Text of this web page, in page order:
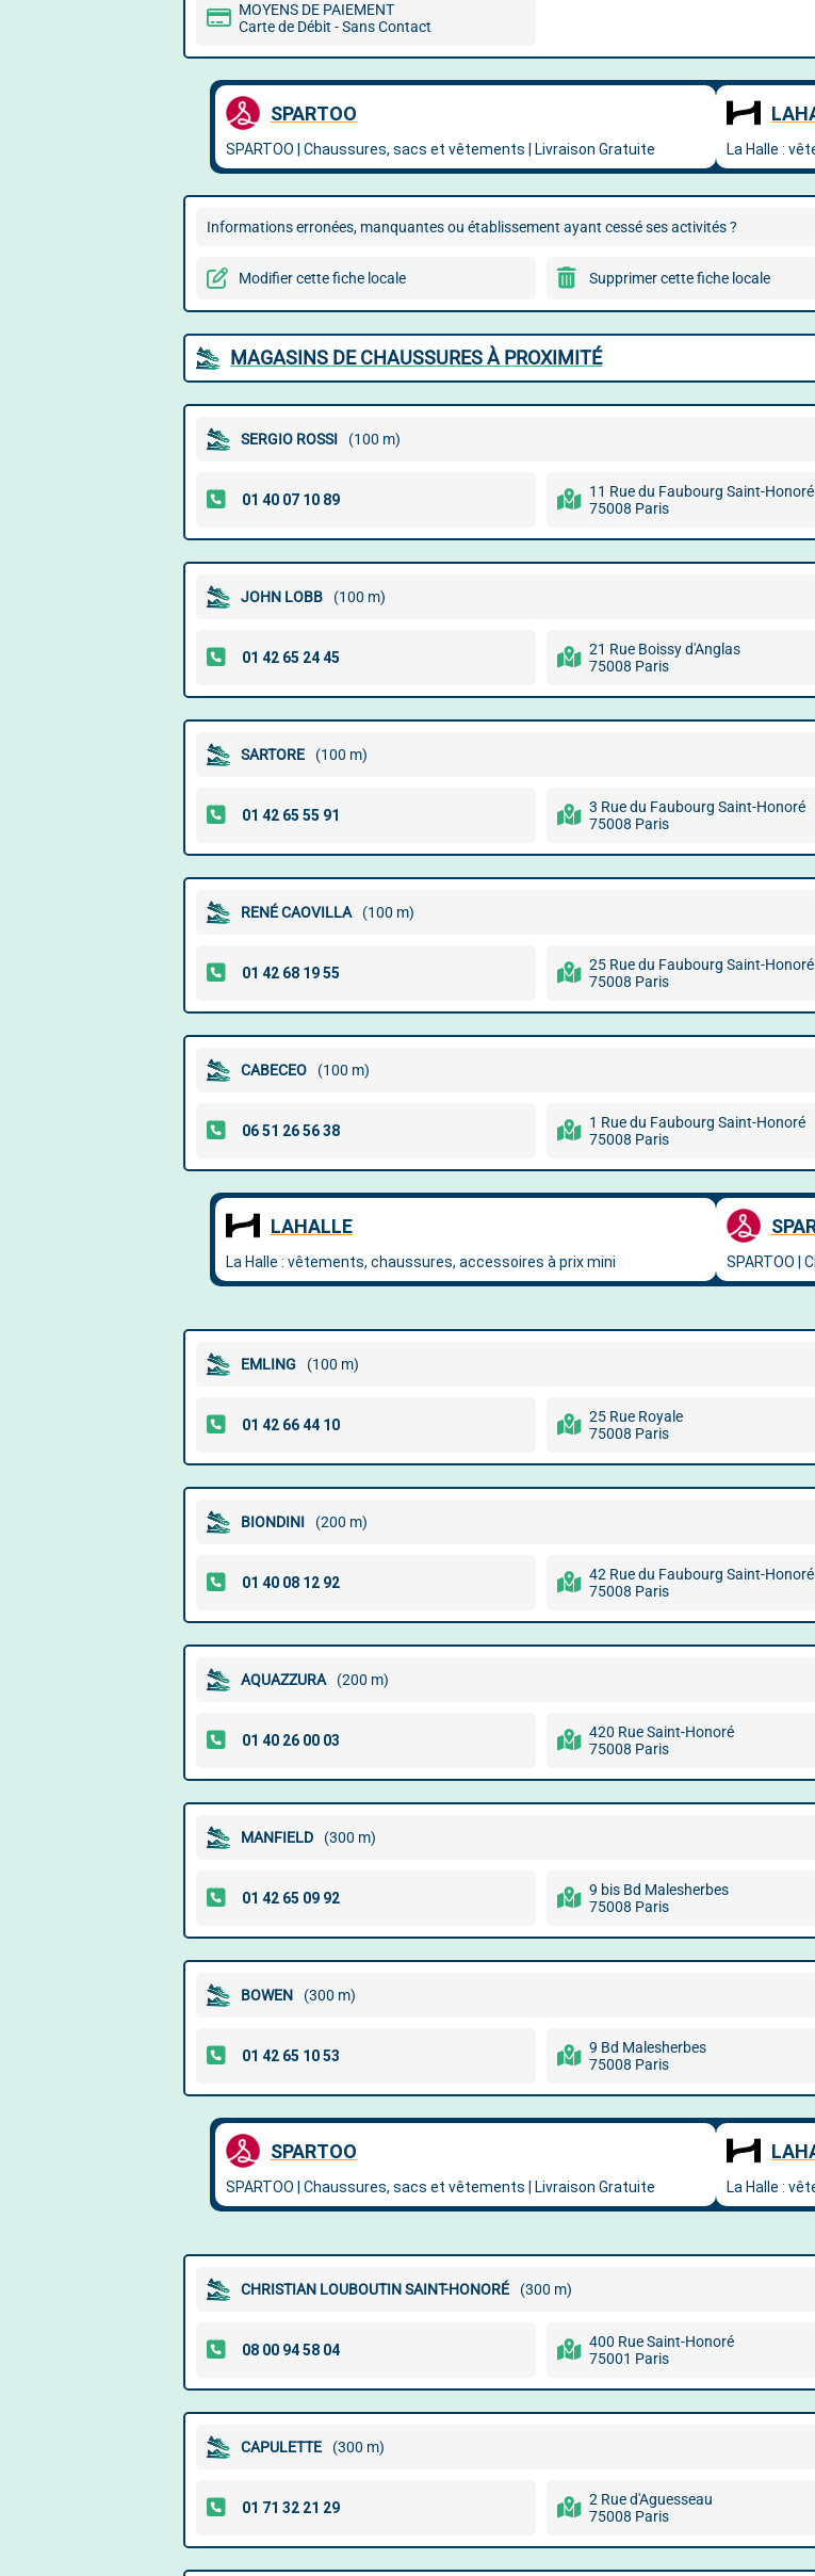
MOYENS DE PAIEMENT
Carte de Débit - Sans Contact
Informations erronées, manquantes ou établissement ayant cessé ses activités ?
Modifier cette fiche locale Supprimer cette fiche locale
MAGASINS DE CHAUSSURES À PROXIMITÉ
SERGIO ROSSI (100 m)
11 Rue du Faubourg Saint-Honoré
75008 Paris
JOHN LOBB (100 m)
21 Rue Boissy d'Anglas
75008 Paris
SARTORE (100 m)
3 Rue du Faubourg Saint-Honoré
75008 Paris
RENÉ CAOVILLA (100 m)
25 Rue du Faubourg Saint-Honoré
75008 Paris
CABECEO (100 m)
1 Rue du Faubourg Saint-Honoré
75008 Paris
EMLING (100 m)
25 Rue Royale
75008 Paris
BIONDINI (200 m)
42 Rue du Faubourg Saint-Honoré
75008 Paris
AQUAZZURA (200 m)
420 Rue Saint-Honoré
75008 Paris
MANFIELD (300 m)
9 bis Bd Malesherbes
75008 Paris
BOWEN (300 m)
9 Bd Malesherbes
75008 Paris
CHRISTIAN LOUBOUTIN SAINT-HONORÉ (300 m)
400 Rue Saint-Honoré
75001 Paris
CAPULETTE (300 m)
2 Rue d'Aguesseau
75008 Paris